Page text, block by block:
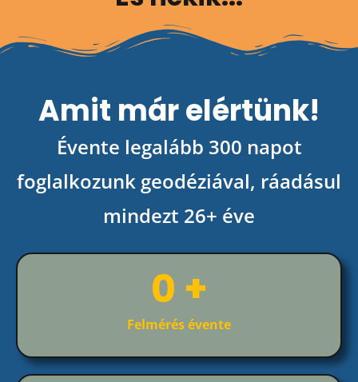
Amit már elértünk!
Évente legalább 300 napot
foglalkozunk geodéziával, ráadásul
mindezt 26+ éve
Felmérés évente
0 +